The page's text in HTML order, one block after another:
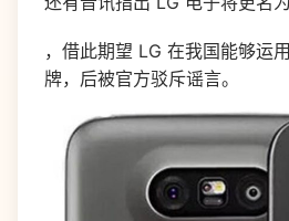
，借此期望 LG 在我国能够运
牌，后被官方驳斥谣言。